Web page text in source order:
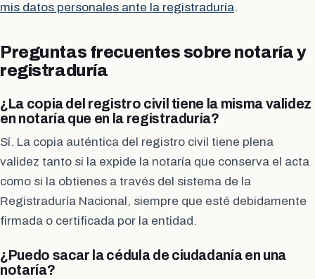
mis datos personales ante la registraduría.
Preguntas frecuentes sobre notaría y
registraduría
¿La copia del registro civil tiene la misma validez
en notaría que en la registraduría?
Sí. La copia auténtica del registro civil tiene plena
validez tanto si la expide la notaría que conserva el acta
como si la obtienes a través del sistema de la
Registraduría Nacional, siempre que esté debidamente
firmada o certificada por la entidad.
¿Puedo sacar la cédula de ciudadanía en una
notaría?